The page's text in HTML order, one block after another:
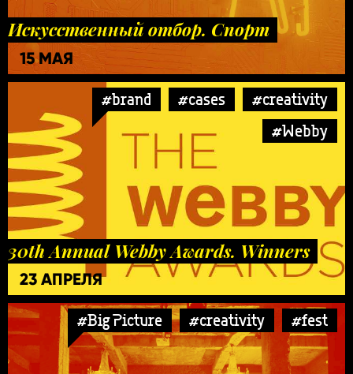
Искусственный отбор. Спорт
15 МАЯ
#brand #cases
#creativity
#Webby
30th Annual Webby Awards. Winners
23 АПРЕЛЯ
#Big Picture #creativity #fest